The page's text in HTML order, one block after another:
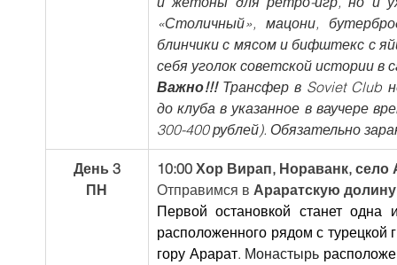
«Столичный», мацони,
блинчики с мясом и бифштекс с
себя уголок советской истории в
Важно!!! Трансфер в Soviet Club
до клуба в указанное в ваучере
300-400 рублей). Обязательно
День 3
ПН
10:00 Хор Вирап, Нораванк,
Отправимся в Араратскую долину
Первой остановкой станет
расположенного рядом с турецкой
гору Арарат. Монастырь